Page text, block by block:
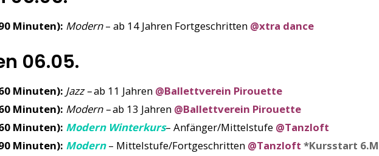
Minuten): Modern– ab 14 Jahren Fortgeschritten @xtra dance
06.05.
Minuten): Jazz –ab 11 Jahren @Ballettverein Pirouette
Minuten): Modern –ab 13 Jahren @Ballettverein Pirouette
Minuten): Modern Winterkurs– Anfänger/Mittelstufe @Tanzloft
Minuten): Modern– Mittelstufe/Fortgeschritten @Tanzloft *Kursstart